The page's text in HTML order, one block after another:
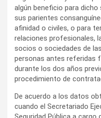
algún beneficio para
sus parientes
afinidad o civiles, o para
relaciones profesionales,
socios o sociedades de
personas antes referidas
durante los dos años
procedimiento de
De acuerdo a los datos
cuando el Secretariado